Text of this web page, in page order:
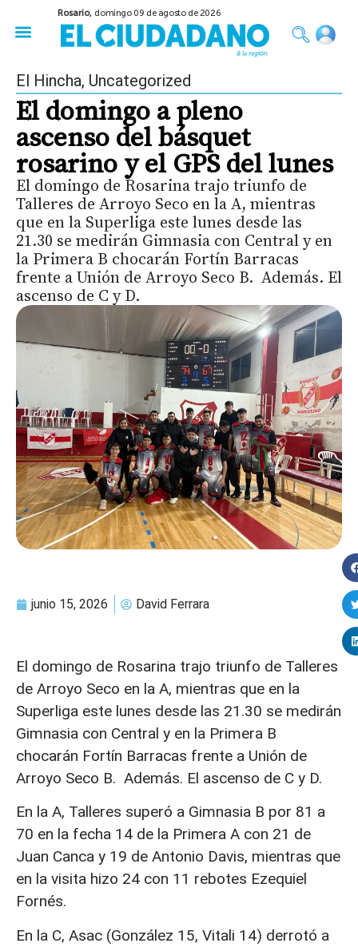
Rosario, domingo 09 de agosto de 2026
El Hincha, Uncategorized
El domingo a pleno
ascenso del básquet
rosarino y el GPS del lunes
El domingo de Rosarina trajo triunfo de
Talleres de Arroyo Seco en la A, mientras
que en la Superliga este lunes desde las
21.30 se medirán Gimnasia con Central y en
la Primera B chocarán Fortín Barracas
frente a Unión de Arroyo Seco B. Además. El
ascenso de C y D.
junio 15, 2026 David Ferrara
El domingo de Rosarina trajo triunfo de Talleres
de Arroyo Seco en la A, mientras que en la
Superliga este lunes desde las 21.30 se medirán
Gimnasia con Central y en la Primera B
chocarán Fortín Barracas frente a Unión de
Arroyo Seco B. Además. El ascenso de C y D.
En la A, Talleres superó a Gimnasia B por 81 a
70 en la fecha 14 de la Primera A con 21 de
Juan Canca y 19 de Antonio Davis, mientras que
en la visita hizo 24 con 11 rebotes Ezequiel
Fornés.
En la C, Asac (González 15, Vitali 14) derrotó a